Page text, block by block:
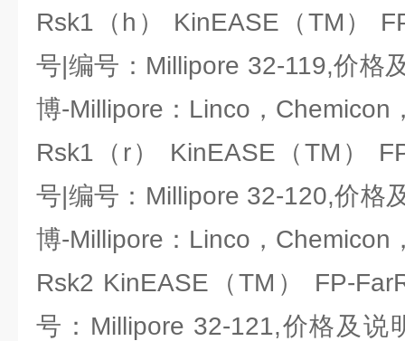
Rsk1（h） KinEASE（TM）
号|编号：Millipore 32-119,价格
博-Millipore：Linco，Chemicon
Rsk1（r） KinEASE（TM）
号|编号：Millipore 32-120,价格
博-Millipore：Linco，Chemicon
Rsk2 KinEASE（TM） FP-
号：Millipore 32-121,价格及说